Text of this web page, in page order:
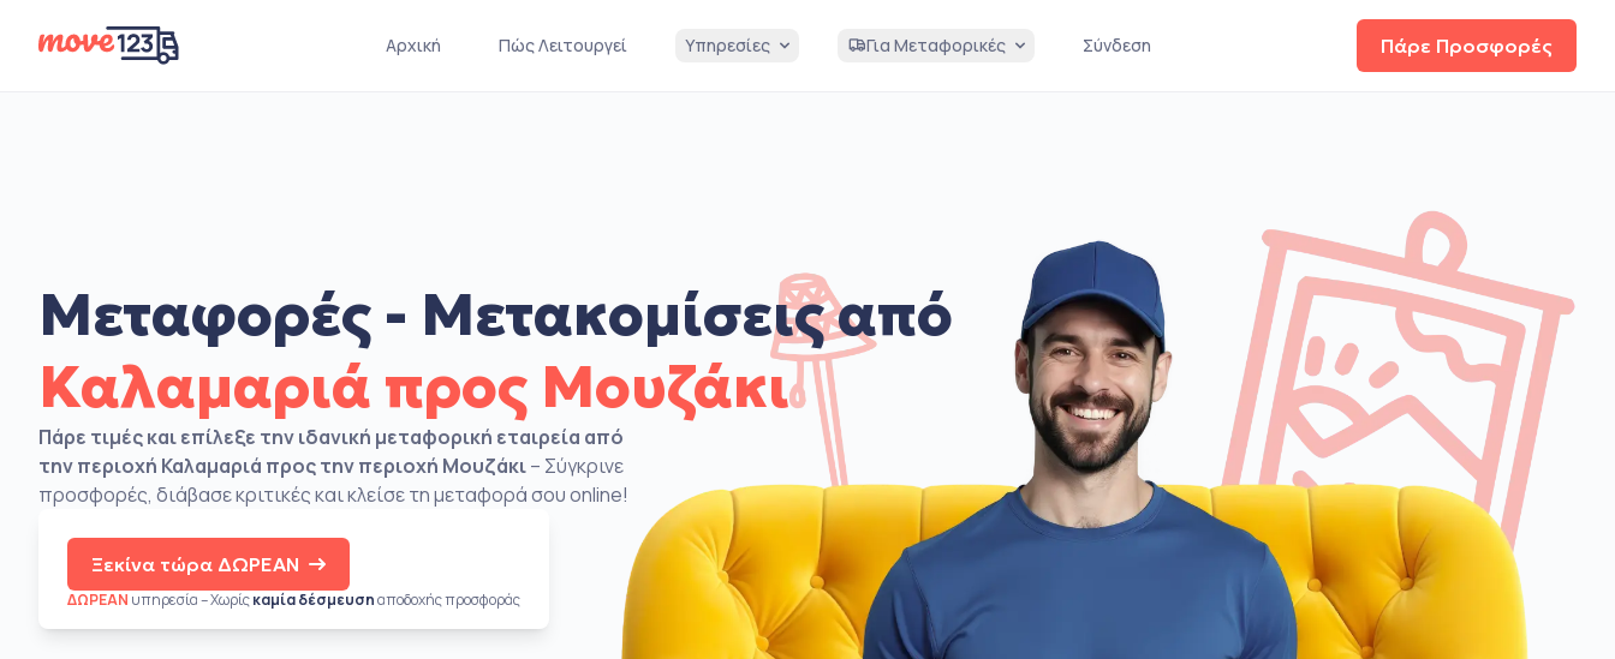
Πάρε Προσφορές
Αρχική Πώς Λειτουργεί Υπηρεσίες Για Μεταφορικές Σύνδεση
Μεταφορές - Μετακομίσεις από
Καλαμαριά προς Μουζάκι
Πάρε τιμές και επίλεξε την ιδανική μεταφορική εταιρεία από
την περιοχή Καλαμαριά προς την περιοχή Μουζάκι– Σύγκρινε
προσφορές, διάβασε κριτικές και κλείσε τη μεταφορά σου online!
Ξεκίνα τώρα ΔΩΡΕΑΝ
ΔΩΡΕΑΝ υπηρεσία – Χωρίςκαμία δέσμευσηαποδοχής προσφοράς